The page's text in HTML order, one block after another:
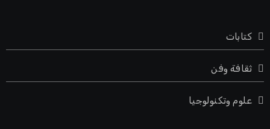
كتابات
ثقافة وفن
علوم وتكنولوجيا